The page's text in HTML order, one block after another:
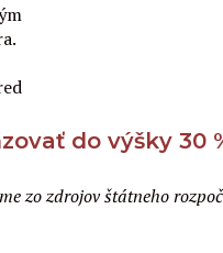
do výšky 30
zo zdrojov štátneho